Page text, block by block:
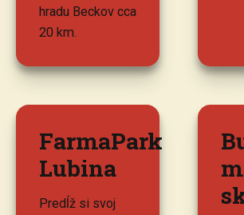
hradu Beckov cca
20 km.
FarmaPark
Lubina
Predĺž si svoj